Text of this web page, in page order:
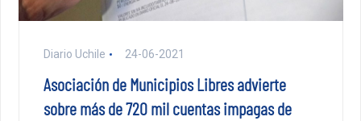
Diario Uchile 24-06-2021
Asociación de Municipios Libres advierte
sobre más de 720 mil cuentas impagas de